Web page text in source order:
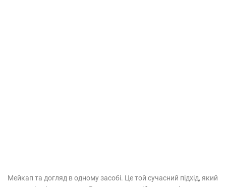
Мейкап та догляд в одному засобі. Це той сучасний підхід, який